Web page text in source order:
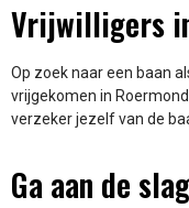
Vrijwilligers
Op zoek naar een baan
vrijgekomen in
verzeker jezelf van de
Ga aan de